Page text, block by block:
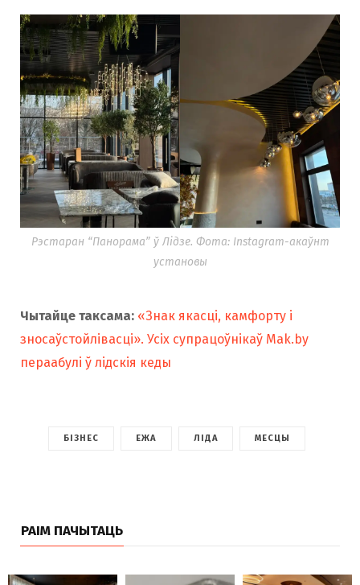
Рэстаран “Панорама” ў Лідзе. Фота: Instagram-акаўнт
установы
Чытайце таксама: «Знак якасці, камфорту і
зносаўстойлівасці». Усіх супрацоўнікаў Mak.by
пераабулі ў лідскія кеды
БІЗНЕС ЕЖА ЛІДА МЕСЦЫ
РАІМ ПАЧЫТАЦЬ